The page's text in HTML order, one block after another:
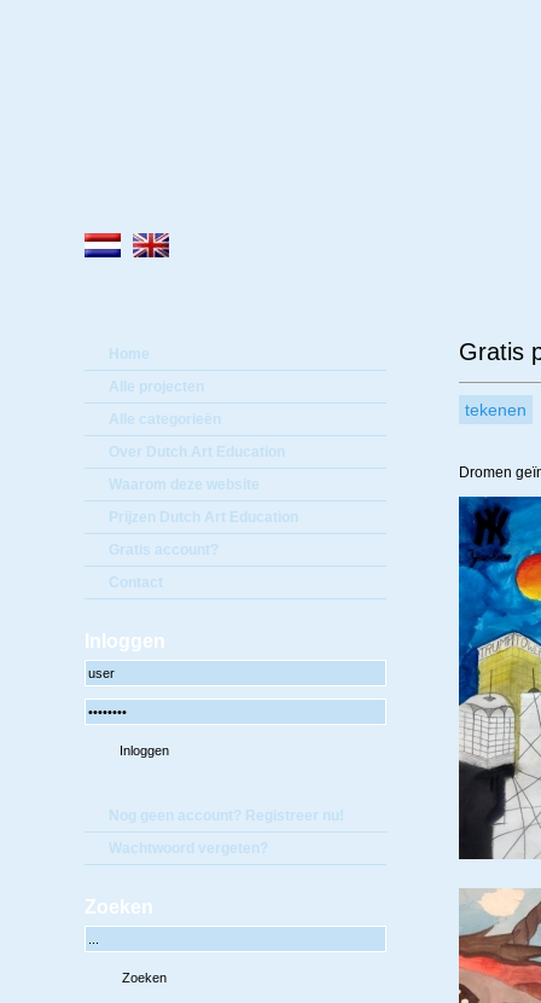
Home
Alle projecten
Alle categorieën
Over Dutch Art Education
Waarom deze website
Prijzen Dutch Art Education
Gratis account?
Contact
Inloggen
Nog geen account? Registreer nu!
Wachtwoord vergeten?
Zoeken
Gratis
tekenen
Dromen